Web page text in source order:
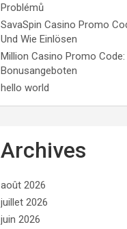
Problémů
SavaSpin Casino Promo
Und Wie Einlösen
Million Casino Promo
Bonusangeboten
hello world
Archives
août 2026
juillet 2026
juin 2026